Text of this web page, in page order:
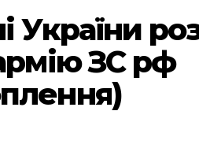
України
ЗС рф